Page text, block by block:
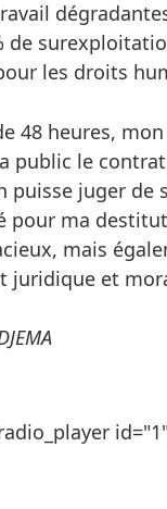
de
les droits
48 heures,
public le
puisse juger de
pour ma
mais
juridique et